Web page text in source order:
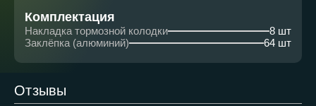
Комплектация
Накладка тормозной колодки
8 шт
Заклёпка (алюминий)
64 шт
Отзывы